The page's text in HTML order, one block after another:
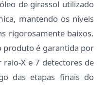
de girassol utilizado
mantendo os níveis
rigorosamente baixos.
produto é garantida por
X e 7 detectores de
das etapas finais do